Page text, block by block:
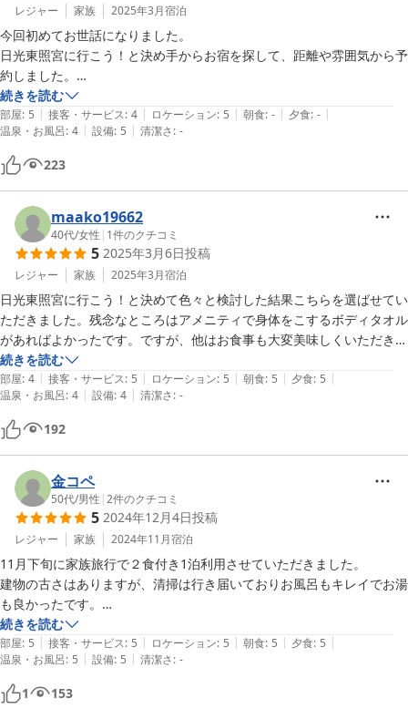
レジャー 家族 2025年3月宿泊
今回初めてお世話になりました。
日光東照宮に行こう！と決め手からお宿を探して、距離や雰囲気から予
約しました。
外観が工事中?でしたが、建物全体が暖かく、アメニティも充実してお
り不自由なく過ごすことができました。
また日光に行く際はお世話になりたいと思います。
続きを読む
部屋: 5 | 接客・サービス: 4 | ロケーション: 5 | 朝食: - | 夕食: - |
温泉・お風呂: 4 | 設備: 5 | 清潔さ: -
223
maako19662
40代/女性 | 1件のクチコミ
5 2025年3月6日投稿
レジャー 家族 2025年3月宿泊
日光東照宮に行こう！と決めて色々と検討した結果こちらを選ばせてい
ただきました。残念なところはアメニティで身体をこするボディタオル
があればよかったです。ですが、他はお食事も大変美味しくいただきま
したし、お部屋も快適なお部屋でした。宿泊客に外国の方がいないのも
高ポイント。レトロ感たっぷりでゆっくりさせていただきました。また
伺いたいと思います！
続きを読む
部屋: 4 | 接客・サービス: 5 | ロケーション: 5 | 朝食: 5 | 夕食: 5 |
温泉・お風呂: 4 | 設備: 4 | 清潔さ: -
192
金コペ
50代/男性 |2件のクチコミ
5 2024年12月4日投稿
レジャー 家族 2024年11月宿泊
11月下旬に家族旅行で２食付き1泊利用させていただきました。
建物の古さはありますが、清掃は行き届いておりお風呂もキレイでお湯
も良かったです。
スタッフの方は親切でサービス申し分無いです。
コスパ良く、料理がとても美味しかったです。極端に言うと料理代金を
支払い宿はタダなの？というレベル。
非常に満足しています。ありがとうございました。
続きを読む
部屋: 5 | 接客・サービス: 5 | ロケーション: 5 | 朝食: 5 | 夕食: 5 |
温泉・お風呂: 5 | 設備: 5 | 清潔さ: -
1 153